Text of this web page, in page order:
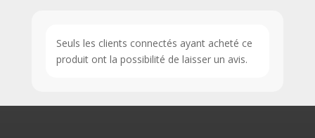
Seuls les clients connectés ayant acheté ce
produit ont la possibilité de laisser un avis.